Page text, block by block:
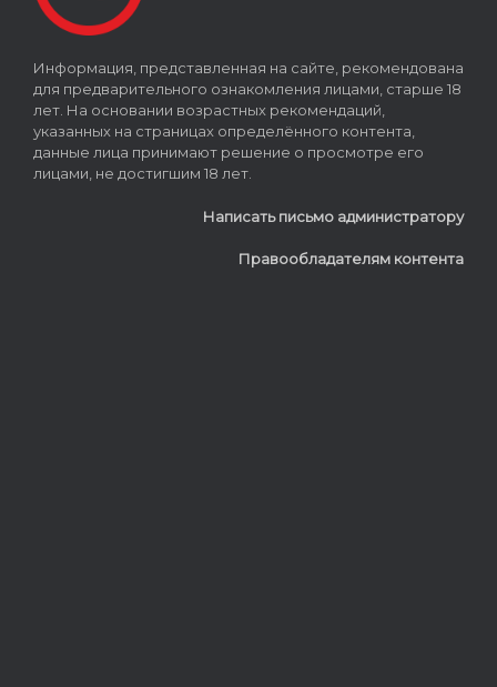
Информация, представленная на сайте, рекомендована
для предварительного ознакомления лицами, старше 18
лет. На основании возрастных рекомендаций,
указанных на страницах определённого контента,
данные лица принимают решение о просмотре его
лицами, не достигшим 18 лет.
Написать письмо администратору
Правообладателям контента